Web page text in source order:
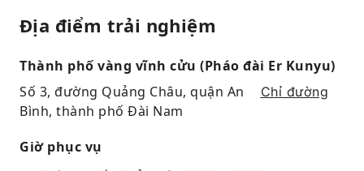
Địa điểm trải nghiệm
Thành phố vàng vĩnh cửu (Pháo đài Er Kunyu)
Số 3, đường Quảng Châu, quận An
Bình, thành phố Đài Nam
Chỉ đường
Giờ phục vụ